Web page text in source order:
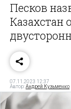
Песков
07.11.2023 12:37
Автор:Андрей Кузьменко